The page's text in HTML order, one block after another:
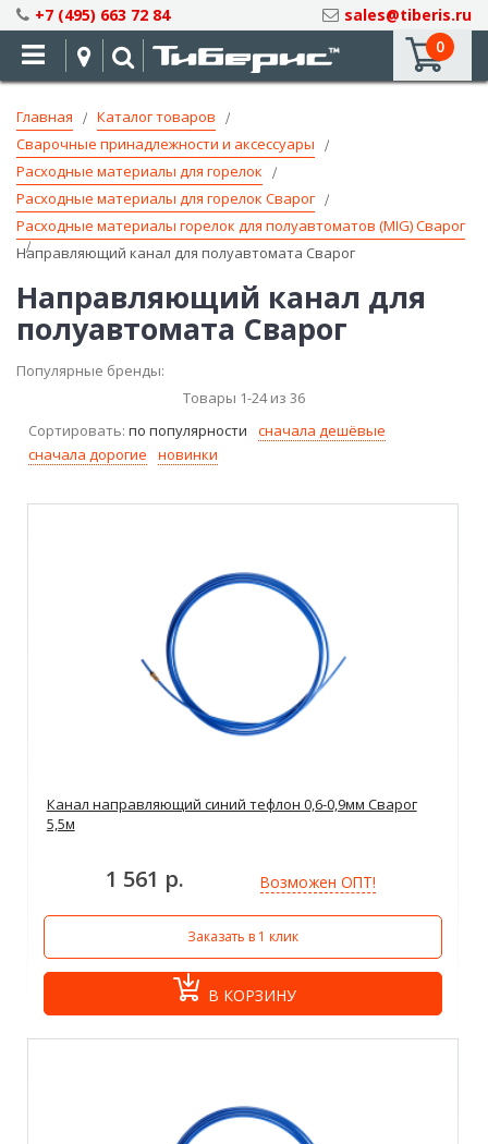
Skip
to
Content
+7 (495) 663 72 84
sales@tiberis.ru
0
Главная
Каталог товаров
Сварочные принадлежности и аксессуары
Расходные материалы для горелок
Расходные материалы для горелок Сварог
Расходные материалы горелок для полуавтоматов (MIG) Сварог
Направляющий канал для полуавтомата Сварог
Направляющий канал для
полуавтомата Сварог
Популярные бренды:
Товары 1-24из 36
Сортировать: по популярности
сначала дешёвые
сначала дорогие
новинки
Канал направляющий синий тефлон 0,6-0,9мм Сварог
5,5м
1 561 р. Возможен ОПТ!
Заказать в 1 клик
В КОРЗИНУ